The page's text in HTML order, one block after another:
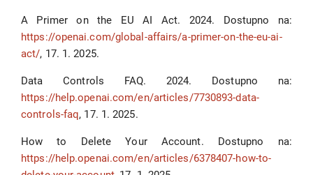
A Primer on the EU AI Act. 2024. Dostupno na:
https://openai.com/global-affairs/a-primer-on-the-eu-ai-
act/, 17. 1. 2025.
Data Controls FAQ. 2024. Dostupno na:
https://help.openai.com/en/articles/7730893-data-
controls-faq, 17. 1. 2025.
How to Delete Your Account. Dostupno na:
https://help.openai.com/en/articles/6378407-how-to-